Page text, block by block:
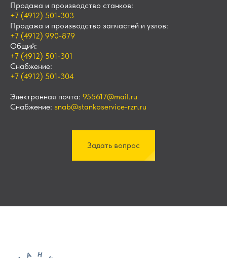
Продажа и производство станков:
+7 (4912) 501-303
Продажа и производство запчастей и узлов:
+7 (4912) 990-879
Общий:
+7 (4912) 501-301
Снабжение:
+7 (4912) 501-304
Электронная почта: 955617@mail.ru
Снабжение: snab@stankoservice-rzn.ru
Задать вопрос